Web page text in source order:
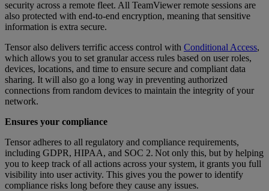
security across a remote fleet. All TeamViewer remote sessions are
also protected with end-to-end encryption, meaning that sensitive
information is extra secure.
Tensor also delivers terrific access control with Conditional Access,
which allows you to set granular access rules based on user roles,
devices, locations, and time to ensure secure and compliant data
sharing. It will also go a long way in preventing authorized
connections from random devices to maintain the integrity of your
network.
Ensures your compliance
Tensor adheres to all regulatory and compliance requirements,
including GDPR, HIPAA, and SOC 2. Not only this, but by helping
you to keep track of all actions across your system, it grants you full
visibility into user activity. This gives you the power to identify
compliance risks long before they cause any issues.